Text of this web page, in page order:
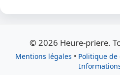
© 2026 Heure-priere.
Mentions légales • Politique de